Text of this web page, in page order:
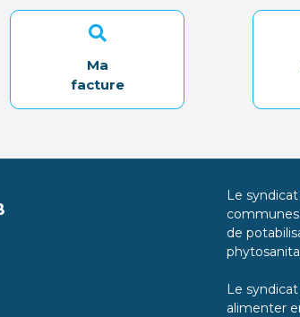
Ma
facture
Le
de
Le
alimenter